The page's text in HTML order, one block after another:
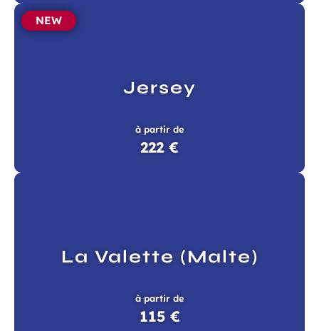
Jersey
NEW
à partir de
222 €
La Valette (Malte)
à partir de
115 €